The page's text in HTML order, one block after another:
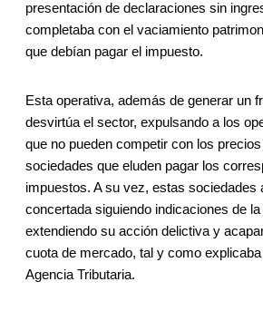
presentación de declaraciones sin
completaba con el vaciamiento
que debían pagar el impuesto.
Esta operativa, además de generar un
desvirtúa el sector, expulsando a los
que no pueden competir con los
sociedades que eluden pagar los
impuestos. A su vez, estas sociedades
concertada siguiendo indicaciones de
extendiendo su acción delictiva y
cuota de mercado, tal y como
Agencia Tributaria.